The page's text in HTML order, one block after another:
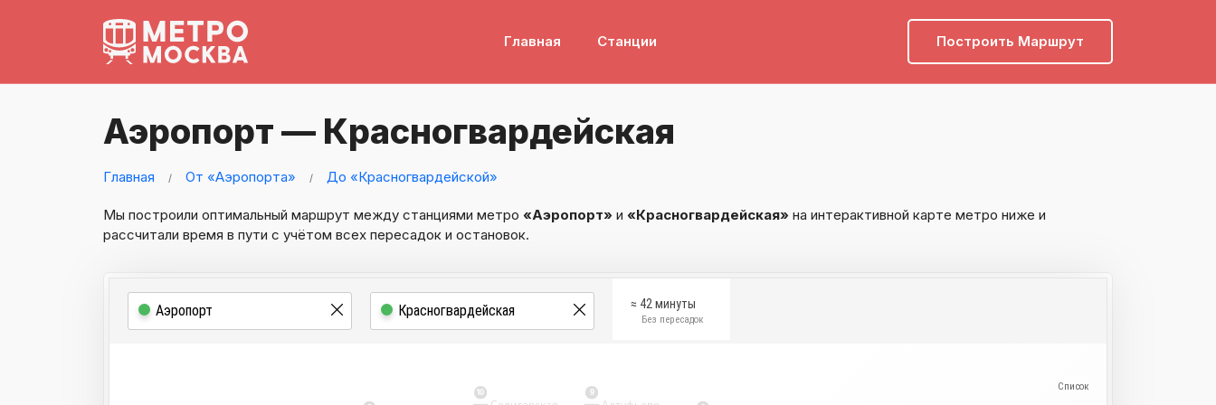
Главная Станции Построить Маршрут
Аэропорт — Красногвардейская
Главная От «Аэропорта» До «Красногвардейской»
Мы построили оптимальный маршрут между станциями метро «Аэропорт» и «Красногвардейская» на интерактивной карте метро ниже и
рассчитали время в пути с учётом всех пересадок и остановок.
≈ 42 минуты
Без пересадок
9
10